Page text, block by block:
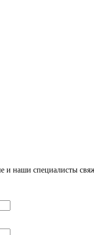
и наши специалисты